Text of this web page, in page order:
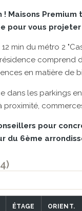
! Maisons
pour vous
min du métro 2
comprend
en matière de
dans les parkings
pour
du 6ème
ÉTAGE ORIENT.